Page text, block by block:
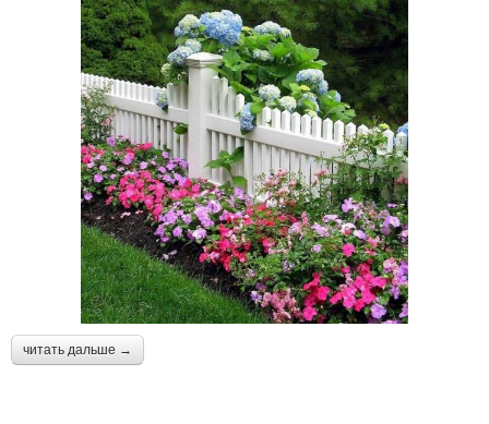
читать дальше →